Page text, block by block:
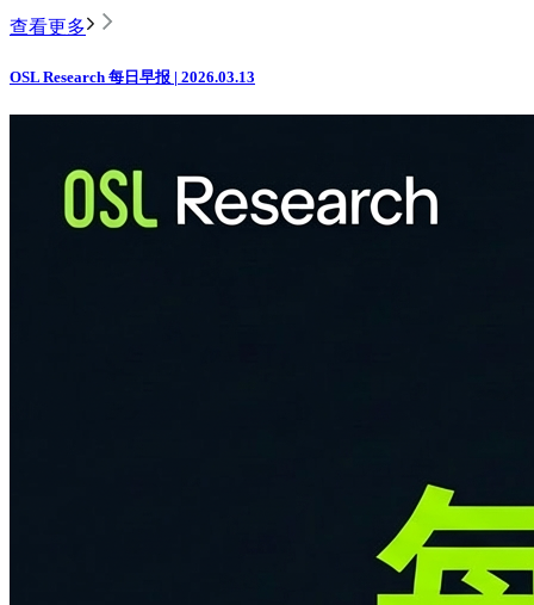
查看更多
OSL Research 每日早报 | 2026.03.13